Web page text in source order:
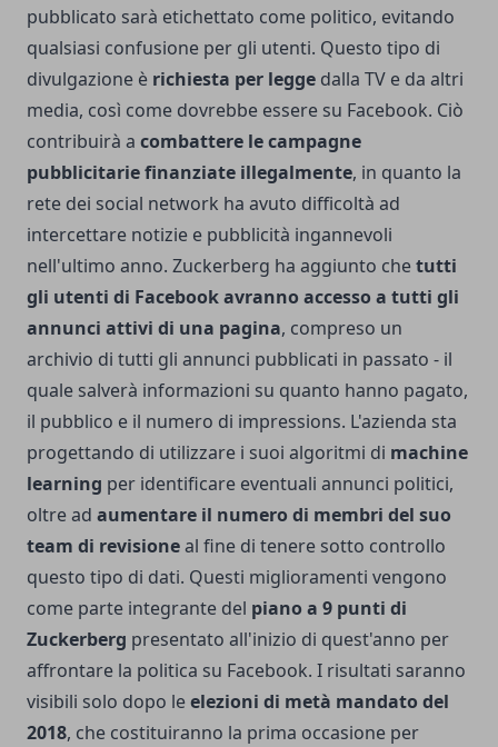
pubblicato sarà etichettato come politico, evitando
qualsiasi confusione per gli utenti. Questo tipo di
divulgazione è richiesta per legge dalla TV e da altri
media, così come dovrebbe essere su Facebook. Ciò
contribuirà a combattere le campagne
pubblicitarie finanziate illegalmente, in quanto la
rete dei social network ha avuto difficoltà ad
intercettare notizie e pubblicità ingannevoli
nell'ultimo anno. Zuckerberg ha aggiunto chetutti
gli utenti di Facebook avranno accesso a tutti gli
annunci attivi di una pagina, compreso un
archivio di tutti gli annunci pubblicati in passato - il
quale salverà informazioni su quanto hanno pagato,
il pubblico e il numero di impressions. L'azienda sta
progettando di utilizzare i suoi algoritmi di machine
learning per identificare eventuali annunci politici,
oltre ad aumentare il numero di membri del suo
team di revisioneal fine di tenere sotto controllo
questo tipo di dati. Questi miglioramenti vengono
come parte integrante del piano a 9 punti di
Zuckerberg presentato all'inizio di quest'anno per
affrontare la politica su Facebook. I risultati saranno
visibili solo dopo leelezioni di metà mandato del
2018, che costituiranno la prima occasione per